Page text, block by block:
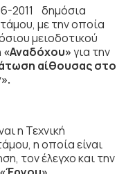
2011 δημόσια
με την οποία
μειοδοτικού
«Αναδόχου»για την
αίθουσας στο
η Τεχνική
η οποία είναι
τον έλεγχο και την